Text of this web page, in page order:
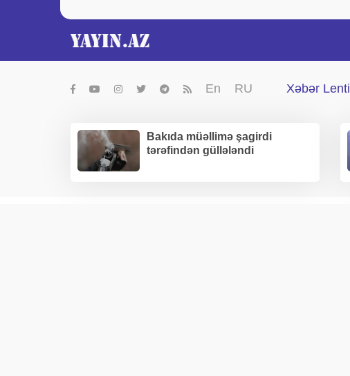
En RU Xəbər Lenti
Bakıda müəllimə şagirdi
tərəfindən güllələndi